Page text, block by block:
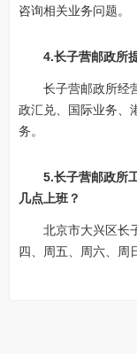
咨询相关业务问题。
4.长子营邮政所
长子营邮政所经
政汇兑、国际业务、
务。
5.长子营邮政所
几点上班？
北京市大兴区长
四、周五、周六、周